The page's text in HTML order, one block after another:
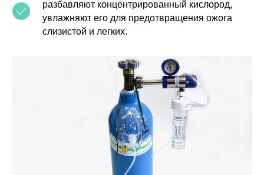
разбавляют концентрированный кислород,
увлажняют его для предотвращения ожога
слизистой и легких.
Договор оферты
Правила проведения оплат и возвратов
© 2026 ОOO «СеленФарм»